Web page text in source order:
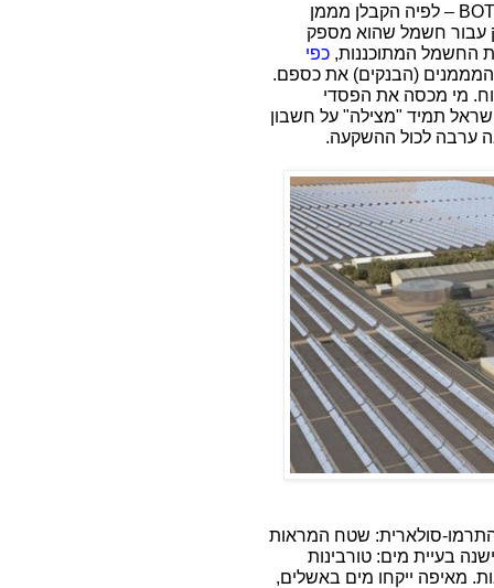
BOT – לפיה הקבלן מממן
עבור חשמל שהוא מספק
החשמל המתוכננות, כפי
(הבנקים) את כספם.
מי מכסה את הפסדי
תמיד "מצילה" על חשבון
ערבה לכול ההשקעה.
סולארית: שטח המראות
בעיית מים: טורבינות
מאיפה ייקחו מים באשלים,